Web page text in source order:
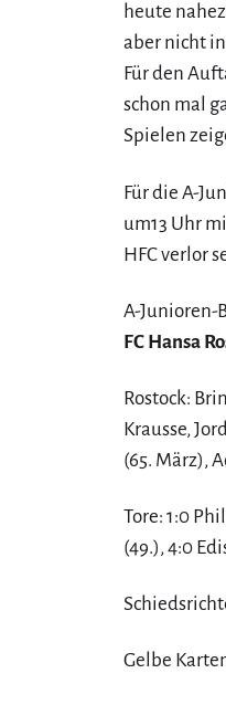
heute
aber nicht
Für den
schon mal
Spielen
Für die A-
um13 Uhr
HFC verlor
A-Junioren-
FC Hansa
Rostock:
Krausse,
(65. März),
Tore: 1:0
(49.), 4:0
Gelbe